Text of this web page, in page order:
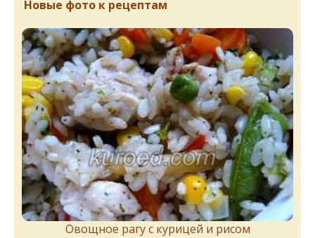
Новые фото к рецептам
Овощное рагу с курицей и рисом